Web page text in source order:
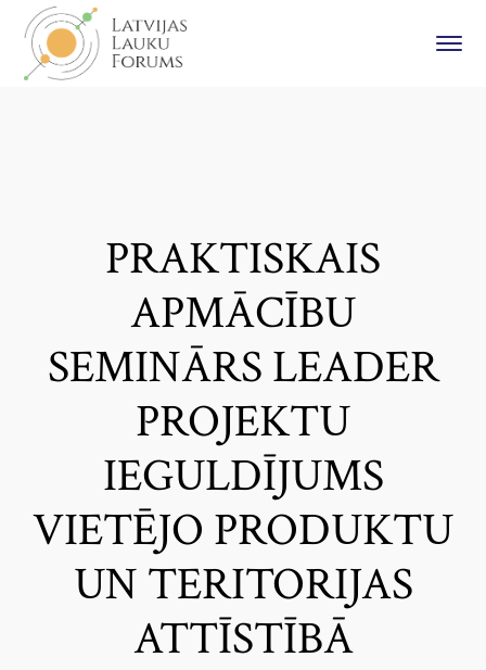
PRAKTISKAIS
APMĀCĪBU
SEMINĀRS LEADER
PROJEKTU
IEGULDĪJUMS
VIETĒJO PRODUKTU
UN TERITORIJAS
ATTĪSTĪBĀ